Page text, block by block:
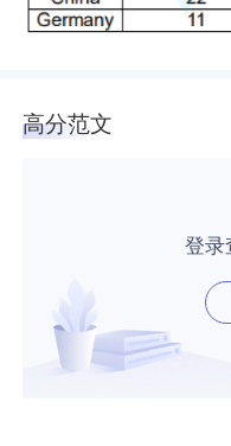
高分范文
登录